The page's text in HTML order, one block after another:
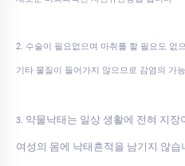
2. 수술이 필요없으며 마취를 할 필요도 없
기타 물질이 들어가지 않으므로 감염의 가
3. 약물낙태는 일상 생활에 전혀 지장
여성의 몸에 낙태흔적을 남기지 않습